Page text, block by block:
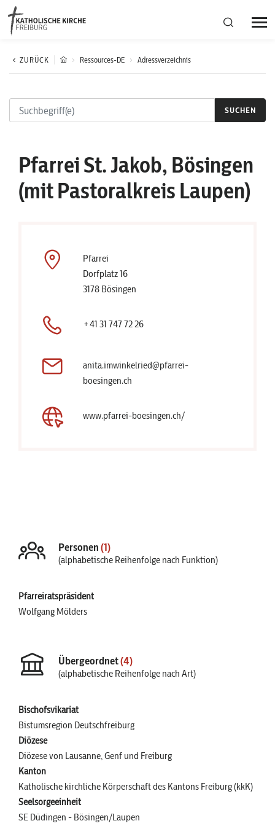
Bistumsregion Deutschfreiburg
Fachstellen
ZURÜCK Ressources-DE Adressverzeichnis
SUCHEN
Pfarrei St. Jakob, Bösingen
(mit Pastoralkreis Laupen)
Pfarrei
Dorfplatz 16
3178 Bösingen
+41 31 747 72 26
anita.imwinkelried@pfarrei-
boesingen.ch
www.pfarrei-boesingen.ch/
Personen(1)
(alphabetische Reihenfolge nach Funktion)
Pfarreiratspräsident
Wolfgang Mölders
Übergeordnet(4)
(alphabetische Reihenfolge nach Art)
Bischofsvikariat
Bistumsregion Deutschfreiburg
Diözese
Diözese von Lausanne, Genf und Freiburg
Kanton
Katholische kirchliche Körperschaft des Kantons Freiburg (kkK)
Seelsorgeeinheit
SE Düdingen - Bösingen/Laupen